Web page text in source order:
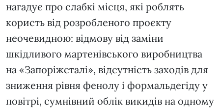
нагадує про слабкі місця, які роблять
користь від розробленого проєкту
неочевидною: відмову від заміни
шкідливого мартенівського виробництва
на «Запоріжсталі», відсутність заходів для
зниження рівня фенолу і формальдегіду у
повітрі, сумнівний облік викидів на одному